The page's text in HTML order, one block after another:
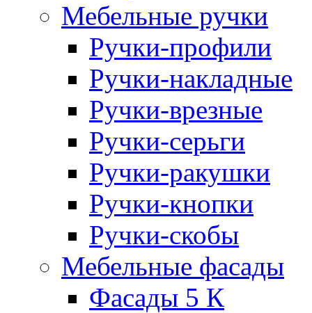
Мебельные ручки
Ручки-профили
Ручки-накладные
Ручки-врезные
Ручки-серьги
Ручки-ракушки
Ручки-кнопки
Ручки-скобы
Мебельные фасады
Фасады 5 К